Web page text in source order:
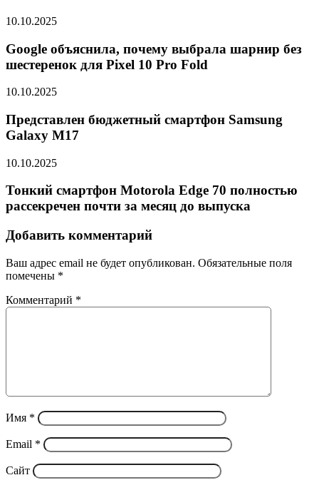
10.10.2025
Google объяснила, почему выбрала шарнир без
шестеренок для Pixel 10 Pro Fold
10.10.2025
Представлен бюджетный смартфон Samsung
Galaxy M17
10.10.2025
Тонкий смартфон Motorola Edge 70 полностью
рассекречен почти за месяц до выпуска
Добавить комментарий
Ваш адрес email не будет опубликован. Обязательные поля
помечены *
Комментарий *
Имя *
Email *
Сайт